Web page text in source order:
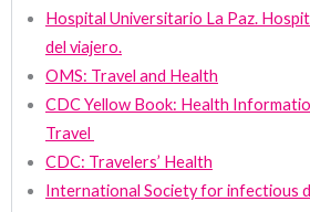
Hospital Universitario La Paz.
del viajero.
OMS: Travel and Health
CDC Yellow Book: Health
Travel
CDC: Travelers’ Health
International Society for infectious